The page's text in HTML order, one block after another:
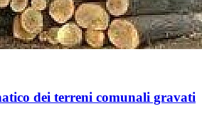
dei terreni comunali gravati